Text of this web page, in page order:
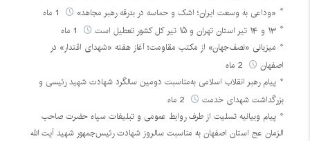
«وداعی به وسعت ایران؛ اشک و حماسه در بدرقه رهبر مجاهد»
۱۳ و ۱۴ تیر استان تهران و ۱۵ تیر کل کشور تعطیل است
میزبانی «نصف‌جهان» از مکتب مقاومت؛ آغاز هفته «شهدای اقتدار» در
اصفهان
پیام رهبر انقلاب اسلامی به‌مناسبت دومین سالگرد شهادت شهید رئیسی و
بزرگداشت شهدای خدمت
پیام وبیانیه تسلیت از طرف روابط عمومی و تبلیغات سپاه حضرت صاحب
الزمان عج استان اصفهان به مناسبت سالروز شهادت رئیس‌جمهور شهید آیت الله